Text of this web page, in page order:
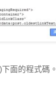
面的程式碼。